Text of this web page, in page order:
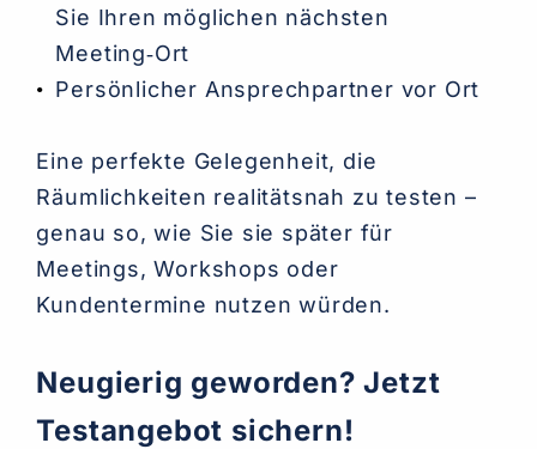
Sie Ihren möglichen nächsten
Meeting‑Ort
Persönlicher Ansprechpartner vor Ort
Eine perfekte Gelegenheit, die
Räumlichkeiten realitätsnah zu testen –
genau so, wie Sie sie später für
Meetings, Workshops oder
Kundentermine nutzen würden.
Neugierig geworden? Jetzt
Testangebot sichern!